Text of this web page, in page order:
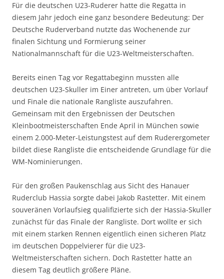
Für die deutschen U23-Ruderer hatte die Regatta in
diesem Jahr jedoch eine ganz besondere Bedeutung: Der
Deutsche Ruderverband nutzte das Wochenende zur
finalen Sichtung und Formierung seiner
Nationalmannschaft für die U23-Weltmeisterschaften.
Bereits einen Tag vor Regattabeginn mussten alle
deutschen U23-Skuller im Einer antreten, um über Vorlauf
und Finale die nationale Rangliste auszufahren.
Gemeinsam mit den Ergebnissen der Deutschen
Kleinbootmeisterschaften Ende April in München sowie
einem 2.000-Meter-Leistungstest auf dem Ruderergometer
bildet diese Rangliste die entscheidende Grundlage für die
WM-Nominierungen.
Für den großen Paukenschlag aus Sicht des Hanauer
Ruderclub Hassia sorgte dabei Jakob Rastetter. Mit einem
souveränen Vorlaufsieg qualifizierte sich der Hassia-Skuller
zunächst für das Finale der Rangliste. Dort wollte er sich
mit einem starken Rennen eigentlich einen sicheren Platz
im deutschen Doppelvierer für die U23-
Weltmeisterschaften sichern. Doch Rastetter hatte an
diesem Tag deutlich größere Pläne.